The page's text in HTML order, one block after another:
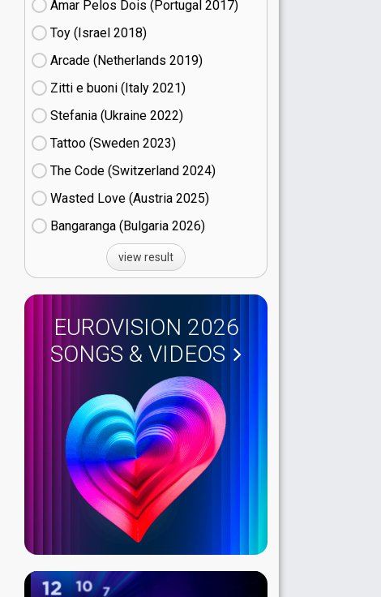
Amar Pelos Dois (Portugal
17)
Toy (Israel
18)
Arcade (Netherlands
19)
Zitti e buoni​ (Italy
21)
Stefania (Ukraine
22)
Tattoo (Sweden
23)
The Code (Switzerland
24)
Wasted Love (Austria
25)
Bangaranga (Bulgaria
26)
view result
EUROVISION 2026
SONGS & VIDEOS